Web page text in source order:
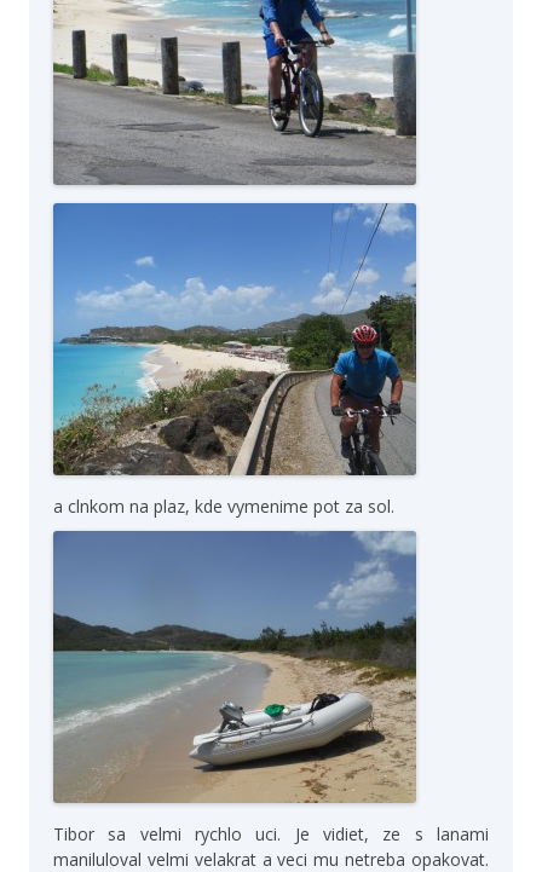
a clnkom na plaz, kde vymenime pot za sol.
Tibor sa velmi rychlo uci. Je vidiet, ze s lanami
maniluloval velmi velakrat a veci mu netreba opakovat.